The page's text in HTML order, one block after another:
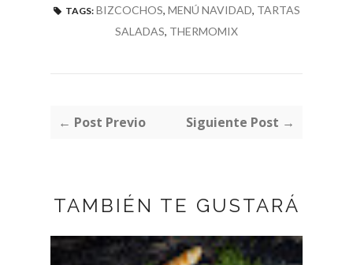
TAGS: BIZCOCHOS, MENÚ NAVIDAD, TARTAS
SALADAS, THERMOMIX
← Post Previo Siguiente Post →
TAMBIÉN TE GUSTARÁ